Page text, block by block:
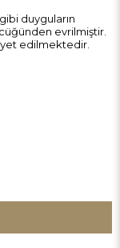
duyguların
evrilmiştir.
edilmektedir.